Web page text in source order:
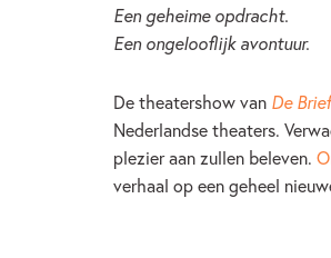
Een geheime opdracht.
Een ongelooflijk avontuur.
De theatershow van De
Nederlandse theaters.
plezier aan zullen beleven.
verhaal op een geheel